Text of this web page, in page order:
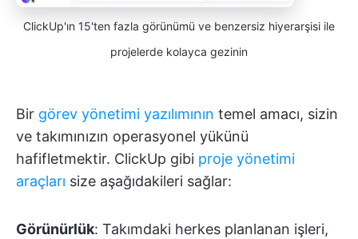
ClickUp'ın 15'ten fazla görünümü ve benzersiz hiyerarşisi ile
projelerde kolayca gezinin
Bir görev yönetimi yazılımının temel amacı, sizin
ve takımınızın operasyonel yükünü
hafifletmektir. ClickUp gibi proje yönetimi
araçları size aşağıdakileri sağlar:
Görünürlük: Takımdaki herkes planlanan işleri,